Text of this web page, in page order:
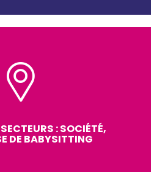
: SOCIÉTÉ,
DE BABYSITTING